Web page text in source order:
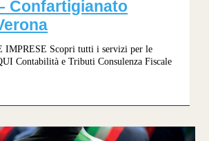
Confartigianato
IMPRESE Scopri tutti i servizi per le
Contabilità e Tributi Consulenza Fiscale